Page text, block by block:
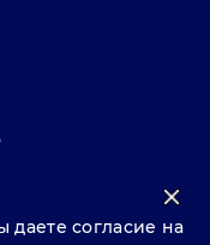
и комплексное
даете согласие на